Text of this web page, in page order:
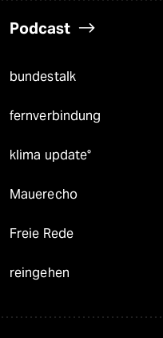
Podcast
bundestalk
fernverbindung
klima update°
Mauerecho
Freie Rede
reingehen